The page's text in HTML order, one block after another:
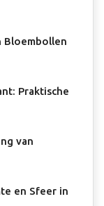
Bloembollen
Praktische
van
en Sfeer in